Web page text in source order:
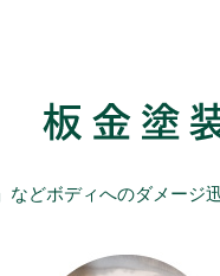
などボディへのダメージ